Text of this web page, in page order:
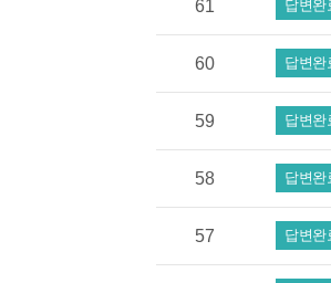
61 답변완
60 답변완
59 답변완
58 답변완
57 답변완